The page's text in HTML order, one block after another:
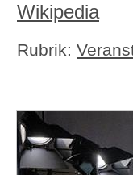
Wikipedia
Rubrik: